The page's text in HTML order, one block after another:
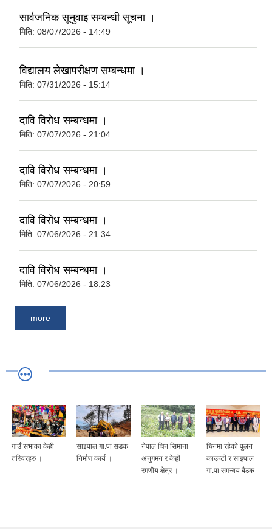
सार्वजनिक सूनुवाइ सम्बन्धी सूचना ।
मिति: 08/07/2026 - 14:49
विद्यालय लेखापरीक्षण सम्बन्धमा ।
मिति: 07/31/2026 - 15:14
दावि विरोध सम्बन्धमा ।
मिति: 07/07/2026 - 21:04
दावि विरोध सम्बन्धमा ।
मिति: 07/07/2026 - 20:59
दावि विरोध सम्बन्धमा ।
मिति: 07/06/2026 - 21:34
दावि विरोध सम्बन्धमा ।
मिति: 07/06/2026 - 18:23
more
गाउँ सभाका केही
तस्विरहरु ।
साइपाल गा.पा सडक
निर्माण कार्य ।
नेपाल चिन सिमाना
अनुगमन र केही
रमणीय क्षेत्र ।
चिनमा रहेको पुलन
काउन्टी र साइपाल
गा.पा समन्वय बैठक